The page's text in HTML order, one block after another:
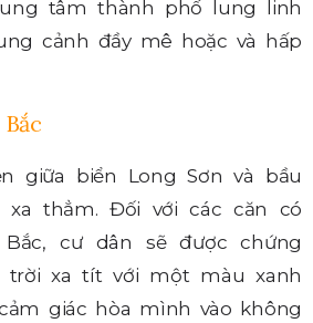
tâm thành phố lung linh
cảnh đầy mê hoặc và hấp
giữa biển Long Sơn và bầu
thẳm. Đối với các căn có
Bắc, cư dân sẽ được chứng
trời xa tít với một màu xanh
giác hòa mình vào không